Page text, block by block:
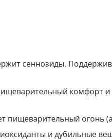
сеннозиды.
комфорт и
пищеварительный огонь
и дубильные